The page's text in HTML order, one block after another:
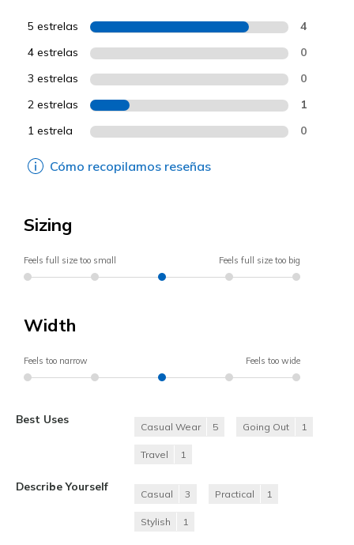
5 estrelas 4
4 estrelas 0
3 estrelas 0
2 estrelas 1
1 estrela 0
Cómo recopilamos reseñas
Sizing
Feels full size too small Feels full size too big
Width
Feels too narrow Feels too wide
Best Uses
Casual Wear 5 Going Out 1
Travel 1
Describe Yourself
Casual 3 Practical 1
Stylish 1